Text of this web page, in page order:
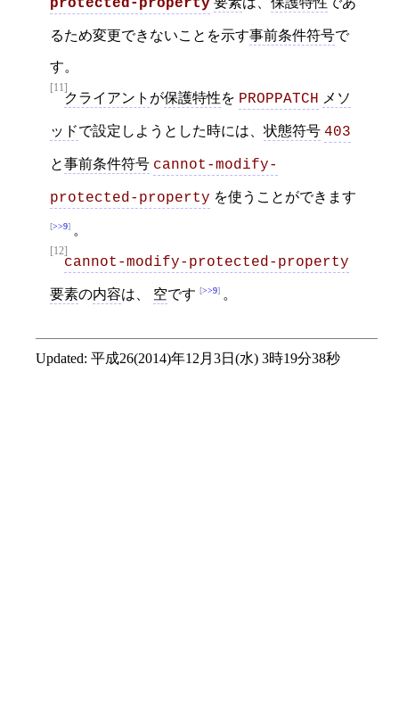
protected-property
るため変更できないことを示す事前条件符号で
す。
[11]
クライアント が保護特性を PROPPATCH メソ
ッドで設定しようとした時には、 状態符号 403
と事前条件符号 cannot-modify-
protected-property を使うことができます
>>9 。
[12]
cannot-modify-protected-property
要素の内容は、 空です >>9 。
Updated: 平成26(2014)年12月3日(水) 3時19分38秒